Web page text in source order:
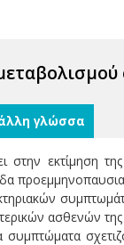
γλώσσα
στην εκτίμηση
ασθενών της
συμπτώματα